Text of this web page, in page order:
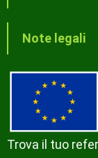
Note legali
Trova il tuo